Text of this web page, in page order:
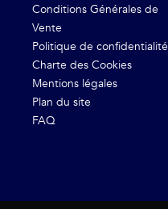
Conditions Générales de
Vente
Politique de confidentialité
Charte des Cookies
Mentions légales
Plan du site
FAQ